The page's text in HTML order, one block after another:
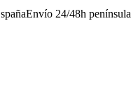
Envío 24/48h península